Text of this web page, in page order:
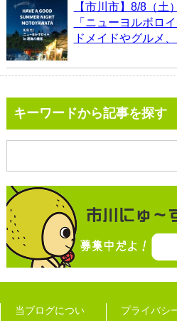
【市川市】8/8（土
「ニューヨルボロ
ドメイドやグルメ
キーワードから記事を探す
当ブログについ
プライバシ